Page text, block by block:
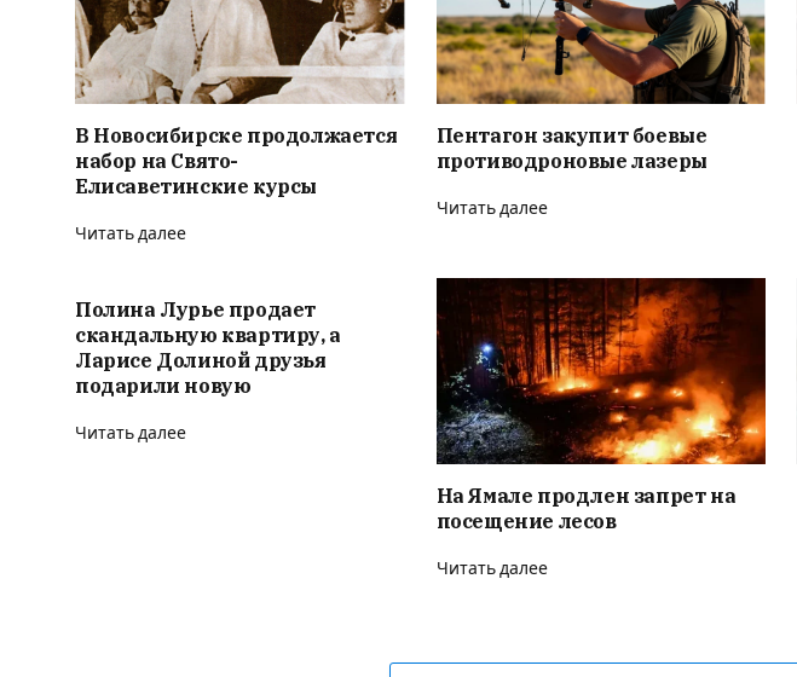
В Новосибирске продолжается
набор на Свято-
Елисаветинские курсы
Читать далее
Пентагон закупит боевые
противодроновые лазеры
Читать далее
Полина Лурье продает
скандальную квартиру, а
Ларисе Долиной друзья
подарили новую
Читать далее
На Ямале продлен запрет на
посещение лесов
Читать далее